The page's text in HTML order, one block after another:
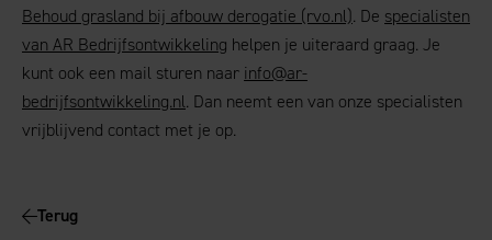
Behoud grasland bij afbouw derogatie (rvo.nl). De specialisten
van AR Bedrijfsontwikkeling helpen je uiteraard graag. Je
kunt ook een mail sturen naar info@ar-
bedrijfsontwikkeling.nl. Dan neemt een van onze specialisten
vrijblijvend contact met je op.
Terug